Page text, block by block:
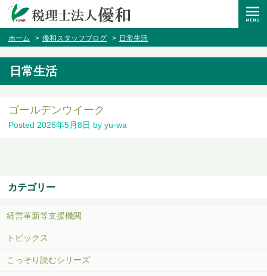
ホーム 優和スタッフブログ 日常生活
日常生活
ゴールデンウイーク
Posted 2026年5月8日 by yu-wa
カテゴリー
経営革新等支援機関
トピックス
こっそり読むシリーズ